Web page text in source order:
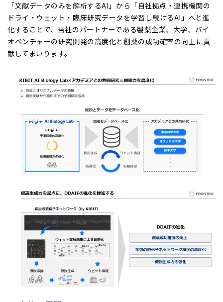
「文献データのみを解析するAI」から「自社拠点・連携機関の
ドライ・ウェット・臨床研究データを学習し続けるAI」へと進
化することで、当社のパートナーである製薬企業、大学、バイ
オベンチャーの研究開発の高度化と創薬の成功確率の向上に貢
献してまいります。